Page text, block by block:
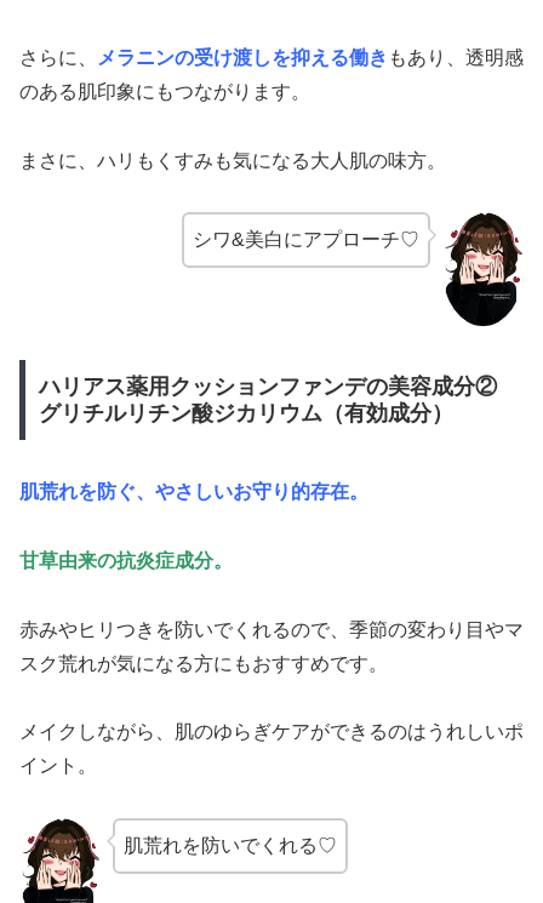
さらに、 メラニンの受け渡しを抑える働き もあり、透明感
のある肌印象にもつながります。
まさに、ハリもくすみも気になる大人肌の味方。
シワ&美白にアプローチ♡
ハリアス薬用クッションファンデの美容成分②
グリチルリチン酸ジカリウム（有効成分）
肌荒れを防ぐ、やさしいお守り的存在。
甘草由来の抗炎症成分。
赤みやヒリつきを防いでくれるので、季節の変わり目やマ
スク荒れが気になる方にもおすすめです。
メイクしながら、肌のゆらぎケアができるのはうれしいポ
イント。
肌荒れを防いでくれる♡